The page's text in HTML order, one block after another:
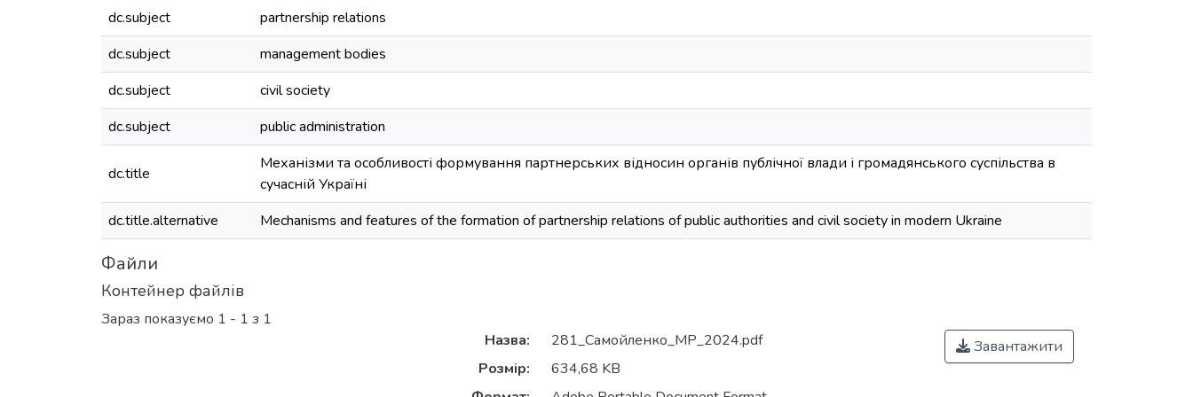
dc.subject
partnership relations
dc.subject
management bodies
dc.subject
civil society
dc.subject
public administration
dc.title
Механізми та особливості формування партнерських відносин органів публічної влади і громадянського суспільства в
сучасній Україні
dc.title.alternative
Mechanisms and features of the formation of partnership relations of public authorities and civil society in modern Ukraine
Файли
Контейнер файлів
Зараз показуємо 1 - 1 з 1
Назва:
281_Самойленко_МР_2024.pdf
Розмір:
634,68 KB
Завантажити